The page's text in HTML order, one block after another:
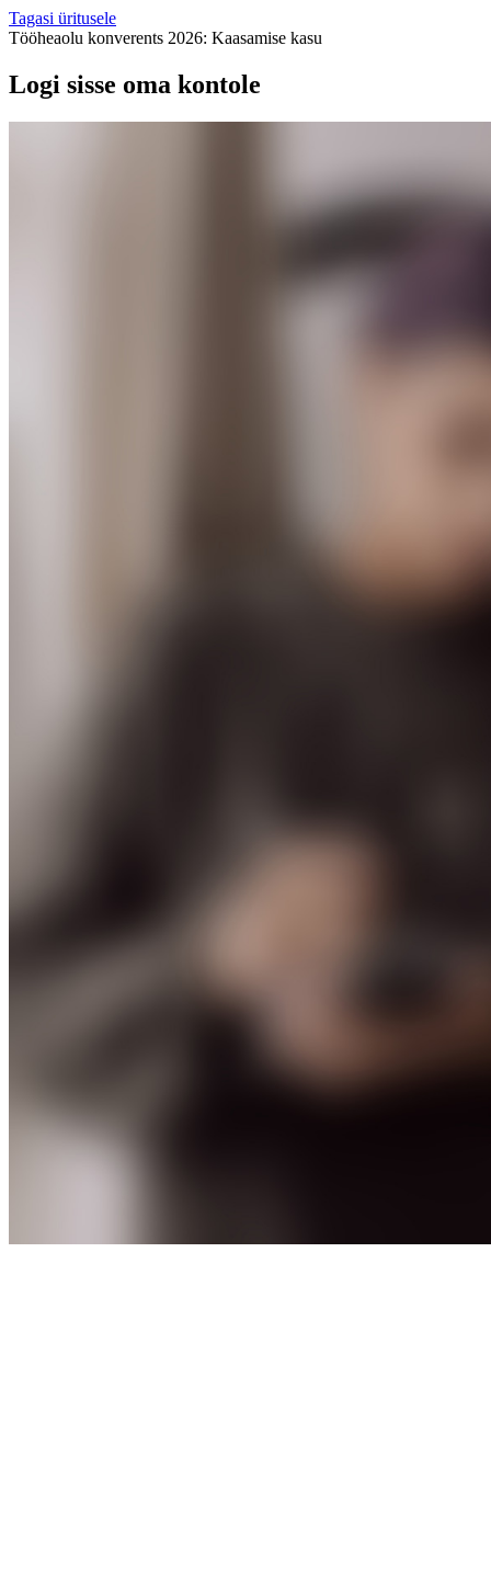
Tagasi üritusele
Tööheaolu konverents 2026: Kaasamise kasu
Logi sisse oma kontole